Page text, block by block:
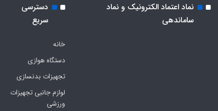
نماد اعتماد الکترونیک و نماد
ساماندهی
دسترسی
سریع
خانه
دستگاه هوازی
تجهیزات بدنسازی
لوازم جانبی تجهیزات
ورزشی